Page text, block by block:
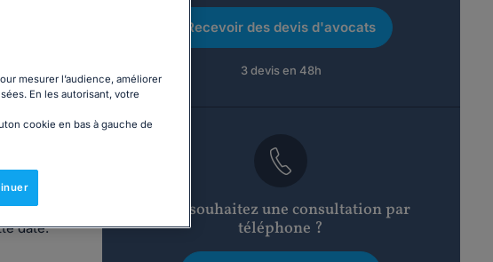
Barreau
date.
Recevoir des devis d'avocats
3 devis en 48h
Vous souhaitez une consultation par
téléphone ?
mesurer l’audience, améliorer
En les autorisant, votre
cookie en bas à gauche de